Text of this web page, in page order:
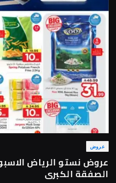
عروض
الصفقة الكبرى